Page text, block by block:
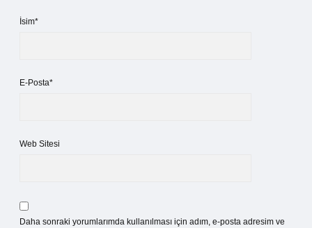
İsim*
E-Posta*
Web Sitesi
Daha sonraki yorumlarımda kullanılması için adım, e-posta adresim ve